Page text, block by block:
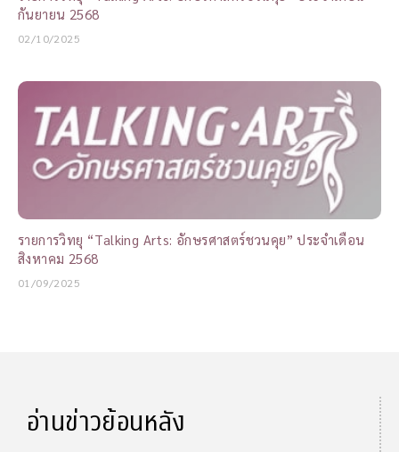
กันยายน 2568
02/10/2025
รายการวิทยุ “Talking Arts: อักษรศาสตร์ชวนคุย” ประจำเดือน
สิงหาคม 2568
01/09/2025
อ่านข่าวย้อนหลัง